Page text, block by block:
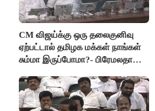
CM விஜய்க்கு ஒரு தலைகுனிவு
ஏற்பட்டால் தமிழக மக்கள் நாங்கள்
சும்மா இருப்போமா?- பிரேமலதா